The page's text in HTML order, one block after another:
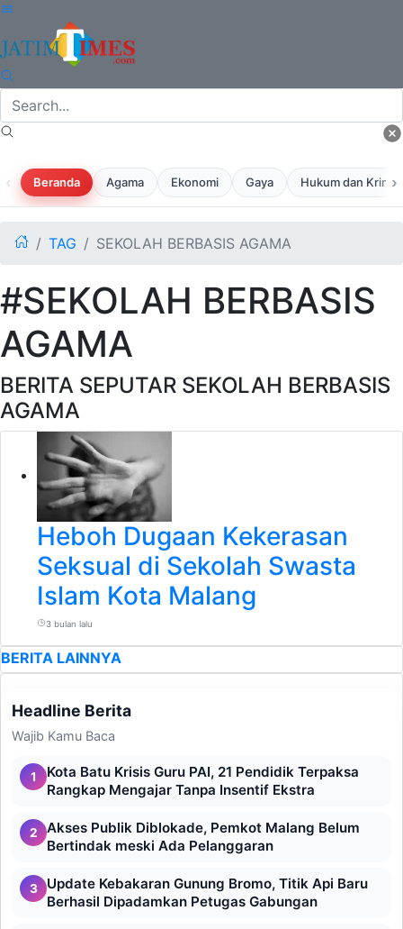
‹ Beranda Agama Ekonomi Gaya Hukum dan ›
TAG SEKOLAH BERBASIS AGAMA
#SEKOLAH BERBASIS
AGAMA
BERITA SEPUTAR SEKOLAH BERBASIS
AGAMA
Heboh Dugaan Kekerasan
Seksual di Sekolah Swasta
Islam Kota Malang
3 bulan lalu
BERITA LAINNYA
Headline Berita
Wajib Kamu Baca
1
Kota Batu Krisis Guru PAI, 21 Pendidik Terpaksa
Rangkap Mengajar Tanpa Insentif Ekstra
2
Akses Publik Diblokade, Pemkot Malang Belum
Bertindak meski Ada Pelanggaran
3
Update Kebakaran Gunung Bromo, Titik Api Baru
Berhasil Dipadamkan Petugas Gabungan